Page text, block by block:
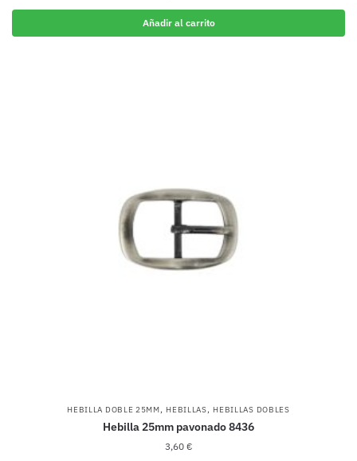
Añadir al carrito
HEBILLA DOBLE 25MM, HEBILLAS, HEBILLAS DOBLES
Hebilla 25mm pavonado 8436
3,60 €